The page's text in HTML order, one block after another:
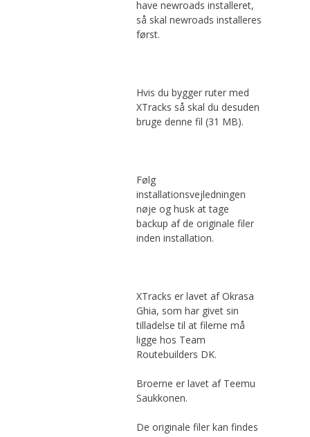
have newroads installeret,
så skal newroads installeres
først.
Hvis du bygger ruter med
XTracks så skal du desuden
bruge denne fil (31 MB).
Følg
installationsvejledningen
nøje og husk at tage
backup af de originale filer
inden installation.
XTracks er lavet af Okrasa
Ghia, som har givet sin
tilladelse til at filerne må
ligge hos Team
Routebuilders DK.
Broerne er lavet af Teemu
Saukkonen.
De originale filer kan findes